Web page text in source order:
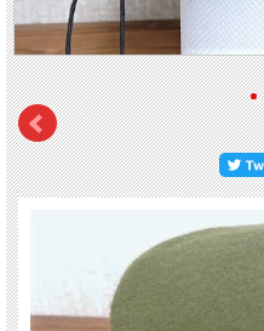
■■■■ この
●お届け方法選択画面で、【クリッ
●クリックポストは、ご自宅の郵便
●番号による配達状況の追跡が可能で
●配達時の破損・紛失などの補償はご
●他商品と同梱の場合、またはラッピ
詳しくは店からのメールをご覧く